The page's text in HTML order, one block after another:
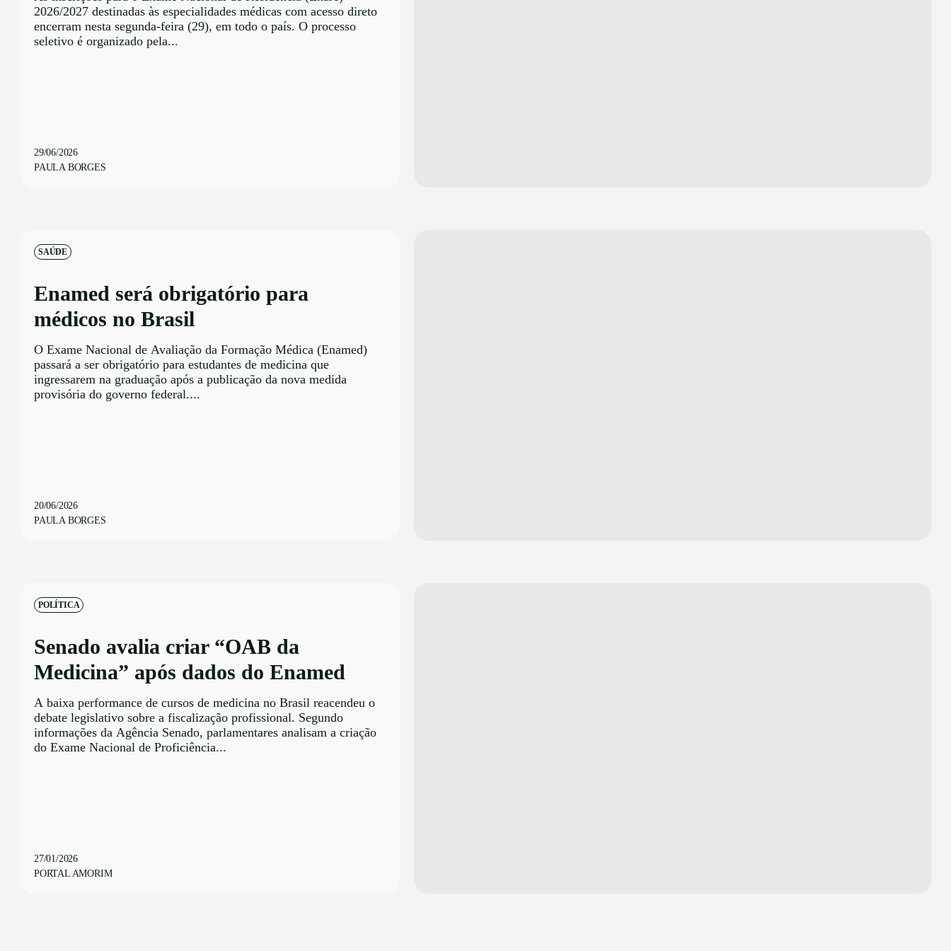
2026/2027 destinadas às especialidades médicas com acesso direto
encerram nesta segunda-feira (29), em todo o país. O processo
seletivo é organizado pela...
29/06/2026
PAULA BORGES
SAÚDE
Enamed será obrigatório para
médicos no Brasil
O Exame Nacional de Avaliação da Formação Médica (Enamed)
passará a ser obrigatório para estudantes de medicina que
ingressarem na graduação após a publicação da nova medida
provisória do governo federal....
20/06/2026
PAULA BORGES
POLÍTICA
Senado avalia criar “OAB da
Medicina” após dados do Enamed
A baixa performance de cursos de medicina no Brasil reacendeu o
debate legislativo sobre a fiscalização profissional. Segundo
informações da Agência Senado, parlamentares analisam a criação
do Exame Nacional de Proficiência...
27/01/2026
PORTAL AMORIM